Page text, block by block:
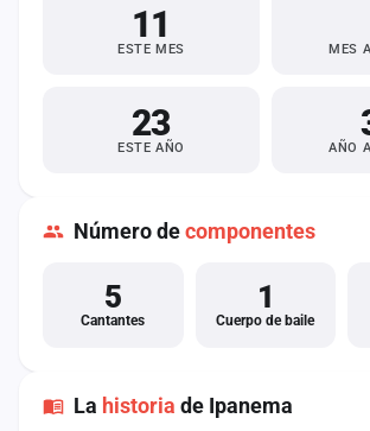
11
ESTE MES MES
23
ESTE AÑO AÑO
Número decomponentes
5
Cantantes
1
Cuerpo de baile
La historia de Ipanema